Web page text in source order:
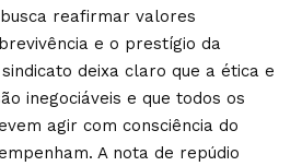
reafirmar valores
e o prestígio da
deixa claro que a ética e
inegociáveis e que todos os
agir com consciência do
A nota de repúdio